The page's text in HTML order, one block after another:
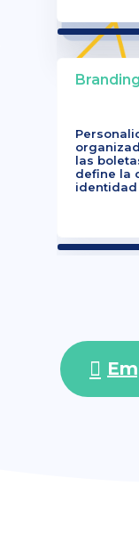
Branding
las
define la
identidad